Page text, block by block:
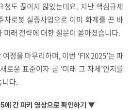
청도 끊이지 않았는데요. 지난 핵심규제
차로봇 실증사업으로 이미 화제를 끈 바
미래 전략에 대한 질문이 쏟아졌습니다.
정을 마무리하며, 이번 ‘FIX 2025’는 파
로운 표준이자 곧 ‘미래 그 자체’인지를
니다.
간 파키 영상으로 확인하기 ▼